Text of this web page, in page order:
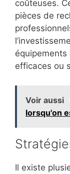
coûteuses.
pièces de
équipements
efficaces ou
Voir aussi
lorsqu'on
Il existe